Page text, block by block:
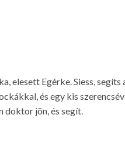
Egérke. Siess, segíts
és egy kis
doktor jön, és segít.